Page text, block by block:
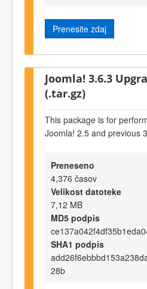
Prenesite zdaj
Joomla! 3.6.3
(.tar.gz)
This package is for
Joomla! 2.5 and previous
Preneseno
4,376 časov
Velikost datoteke
7,12 MB
MD5 podpis
SHA1 podpis
28b